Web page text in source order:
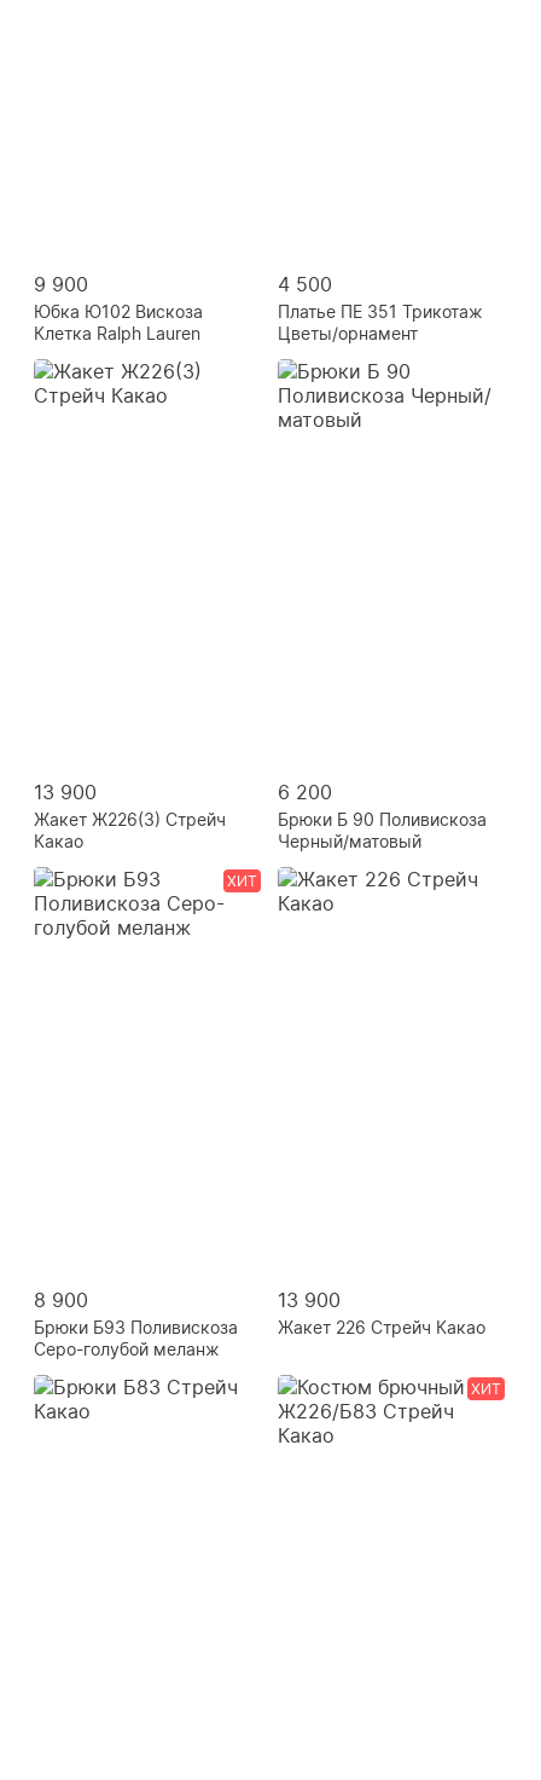
9 900
Юбка Ю102 Вискоза
Клетка Ralph Lauren
4 500
Платье ПЕ 351 Трикотаж
Цветы/орнамент
13 900
Жакет Ж226(3) Стрейч
Какао
6 200
Брюки Б 90 Поливискоза
Черный/матовый
8 900
Брюки Б93 Поливискоза
Серо-голубой меланж
ХИТ
13 900
Жакет 226 Стрейч Какао
ХИТ